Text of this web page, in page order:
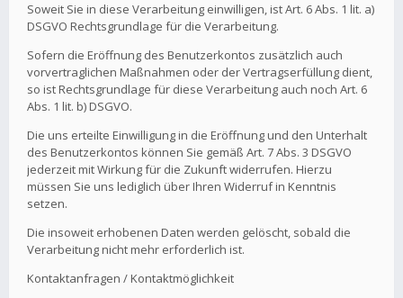
Soweit Sie in diese Verarbeitung einwilligen, ist Art. 6 Abs. 1 lit. a)
DSGVO Rechtsgrundlage für die Verarbeitung.
Sofern die Eröffnung des Benutzerkontos zusätzlich auch
vorvertraglichen Maßnahmen oder der Vertragserfüllung dient,
so ist Rechtsgrundlage für diese Verarbeitung auch noch Art. 6
Abs. 1 lit. b) DSGVO.
Die uns erteilte Einwilligung in die Eröffnung und den Unterhalt
des Benutzerkontos können Sie gemäß Art. 7 Abs. 3 DSGVO
jederzeit mit Wirkung für die Zukunft widerrufen. Hierzu
müssen Sie uns lediglich über Ihren Widerruf in Kenntnis
setzen.
Die insoweit erhobenen Daten werden gelöscht, sobald die
Verarbeitung nicht mehr erforderlich ist.
Kontaktanfragen / Kontaktmöglichkeit